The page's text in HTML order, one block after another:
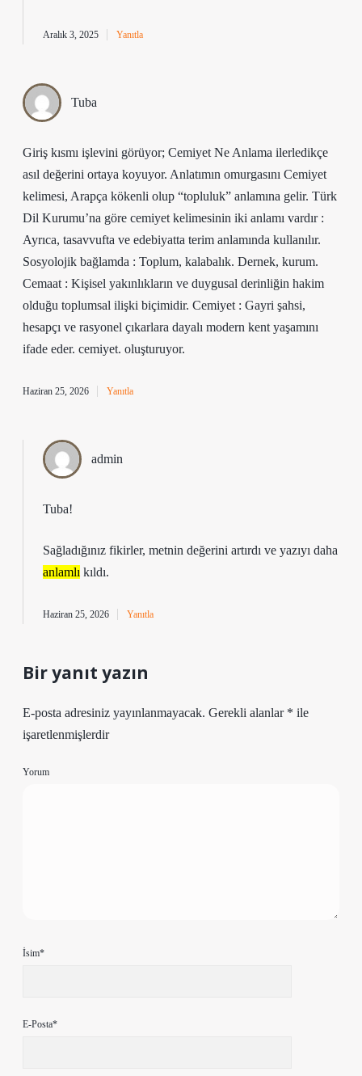
Aralık 3, 2025 Yanıtla
Tuba
Giriş kısmı işlevini görüyor; Cemiyet Ne Anlama ilerledikçe
asıl değerini ortaya koyuyor. Anlatımın omurgasını Cemiyet
kelimesi, Arapça kökenli olup “topluluk” anlamına gelir. Türk
Dil Kurumu’na göre cemiyet kelimesinin iki anlamı vardır :
Ayrıca, tasavvufta ve edebiyatta terim anlamında kullanılır.
Sosyolojik bağlamda : Toplum, kalabalık. Dernek, kurum.
Cemaat : Kişisel yakınlıkların ve duygusal derinliğin hakim
olduğu toplumsal ilişki biçimidir. Cemiyet : Gayri şahsi,
hesapçı ve rasyonel çıkarlara dayalı modern kent yaşamını
ifade eder. cemiyet. oluşturuyor.
Haziran 25, 2026 Yanıtla
admin
Tuba!
Sağladığınız fikirler, metnin değerini artırdı ve yazıyı daha
anlamlı kıldı.
Haziran 25, 2026 Yanıtla
Bir yanıt yazın
E-posta adresiniz yayınlanmayacak. Gerekli alanlar * ile
işaretlenmişlerdir
Yorum
İsim*
E-Posta*